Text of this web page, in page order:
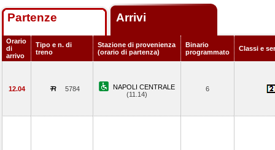
Partenze Arrivi
Orario
di
arrivo
Tipo e n. di
treno
Stazione di provenienza
(orario di partenza)
Binario
programmato
Classi e
12.04 5784
NAPOLI CENTRALE
(11.14)
6